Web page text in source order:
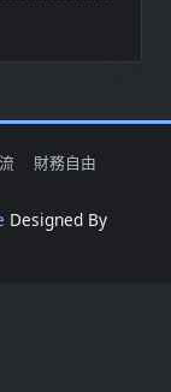
財務自由
Designed By